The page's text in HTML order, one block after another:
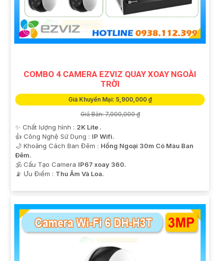
COMBO 4 CAMERA EZVIZ QUAY XOAY NGOÀI
TRỜI
Giá Khuyến Mại: 5,900,000 ₫
Giá Bán: 7,000,000 ₫
✨ Chất lượng hình : 2K Lite .
👍 Công Nghệ Sử Dụng : IP Wifi.
🌙 Khoảng Cách Ban Đêm : Hồng Ngoại 30m Có Màu Ban
Ðêm.
🕉️ Cấu Tạo Camera IP67 xoay 360.
️📡 Ưu Điểm : Thu Âm Và Loa.